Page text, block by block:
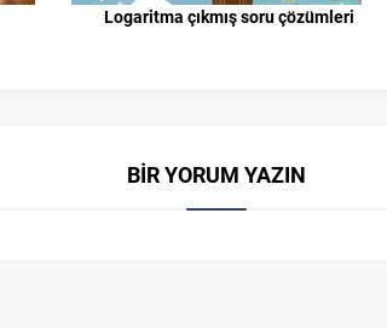
Logaritma çıkmış soru çözümleri
BİR YORUM YAZIN